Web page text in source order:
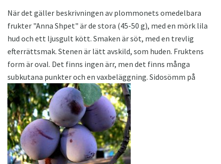
När det gäller beskrivningen av plommonets omedelbara
frukter "Anna Shpet" är de stora (45-50 g), med en mörk lila
hud och ett ljusgult kött. Smaken är söt, med en trevlig
efterrättsmak. Stenen är lätt avskild, som huden. Fruktens
form är oval. Det finns ingen ärr, men det finns många
subkutana punkter och en vaxbeläggning. Sidosömm på